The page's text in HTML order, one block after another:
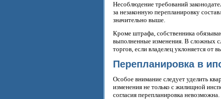
Несоблюдение требований
за незаконную перепланировку
значительно выше.
Кроме штрафа, собственника
выполненные изменения. В сложных
торгов, если владелец уклоняется от
Перепланировка в
Особое внимание следует уделить
изменения не только с жилищной
согласия перепланировка невозможна.